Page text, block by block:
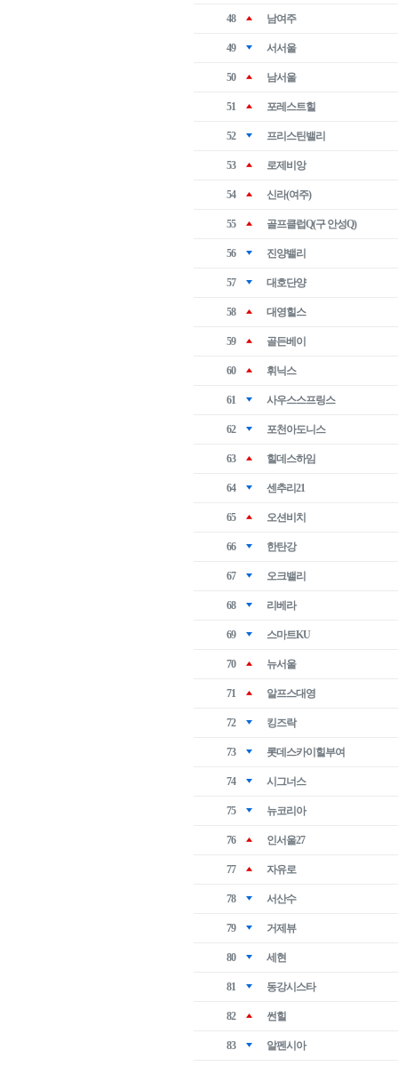
48 남여주
49 서서울
50 남서울
51 포레스트힐
52 프리스틴밸리
53 로제비앙
54 신라(여주)
55 골프클럽Q(구 안성Q)
56 진양밸리
57 대호단양
58 대영힐스
59 골든베이
60 휘닉스
61 사우스스프링스
62 포천아도니스
63 힐데스하임
64 센추리21
65 오션비치
66 한탄강
67 오크밸리
68 리베라
69 스마트KU
70 뉴서울
71 알프스대영
72 킹즈락
73 롯데스카이힐부여
74 시그너스
75 뉴코리아
76 인서울27
77 자유로
78 서산수
79 거제뷰
80 세현
81 동강시스타
82 썬힐
83 알펜시아